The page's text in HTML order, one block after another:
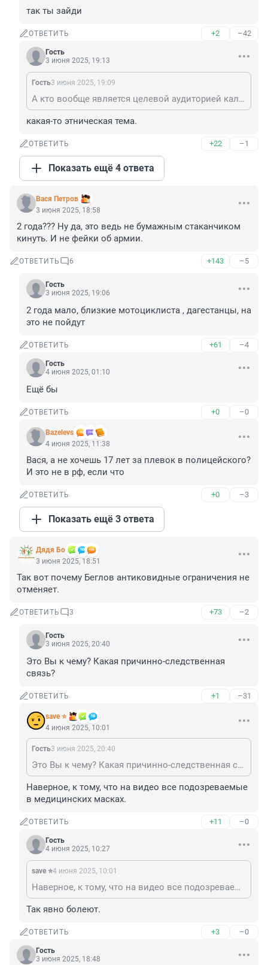
так ты зайди
ОТВЕТИТЬ +2 –42
Гость
3 июня 2025, 19:13
Гость3 июня 2025, 19:09
А кто вообще является целевой аудиторией кальянных?! Я сам курильщик, но зайти в подобное заведение мне даже в голову не приходило.
какая-то этническая тема.
ОТВЕТИТЬ +22 –1
Показать ещё 4 ответа
Вася Петров
3 июня 2025, 18:58
2 года??? Ну да, это ведь не бумажным стаканчиком
кинуть. И не фейки об армии.
ОТВЕТИТЬ 6 +143 –5
Гость
3 июня 2025, 19:06
2 года мало, близкие мотоциклиста , дагестанцы, на
это не пойдут
ОТВЕТИТЬ +61 –4
Гость
4 июня 2025, 01:10
Ещё бы
ОТВЕТИТЬ +0 –0
Bazelevs
4 июня 2025, 11:38
Вася, а не хочешь 17 лет за плевок в полицейского?
И это не в рф, если что
ОТВЕТИТЬ +0 –3
Показать ещё 3 ответа
Дядя Бо
3 июня 2025, 18:51
Так вот почему Беглов антиковидные ограничения не
отменяет.
ОТВЕТИТЬ 3 +73 –2
Гость
3 июня 2025, 20:40
Это Вы к чему? Какая причинно-следственная
связь?
ОТВЕТИТЬ +1 –31
save ⭐
4 июня 2025, 10:01
Гость3 июня 2025, 20:40
Это Вы к чему? Какая причинно-следственная связь?
Наверное, к тому, что на видео все подозреваемые
в медицинских масках.
ОТВЕТИТЬ +11 –0
Гость
4 июня 2025, 10:27
save ⭐4 июня 2025, 10:01
Наверное, к тому, что на видео все подозреваемые в медицинских масках.
Так явно болеют.
ОТВЕТИТЬ +3 –0
Гость
3 июня 2025, 18:48